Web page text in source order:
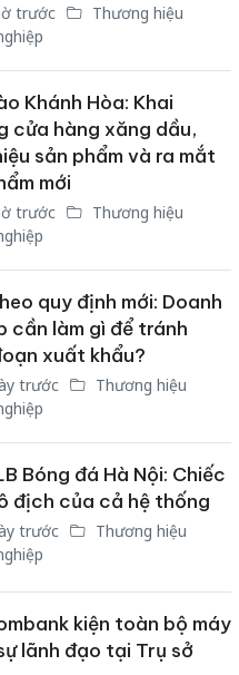
trước
Thương hiệu
Khánh Hòa: Khai
cửa hàng xăng dầu,
sản phẩm và ra mắt
mới
trước
Thương hiệu
quy định mới: Doanh
cần làm gì để tránh
xuất khẩu?
trước
Thương hiệu
Bóng đá Hà Nội: Chiếc
địch của cả hệ thống
trước
Thương hiệu
kiện toàn bộ máy
lãnh đạo tại Trụ sở